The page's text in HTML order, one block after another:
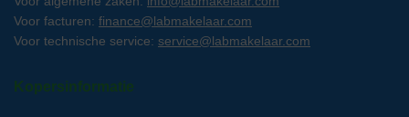
Voor facturen: finance@labmakelaar.com
Voor technische service: service@labmakelaar.com
Kopersinformatie